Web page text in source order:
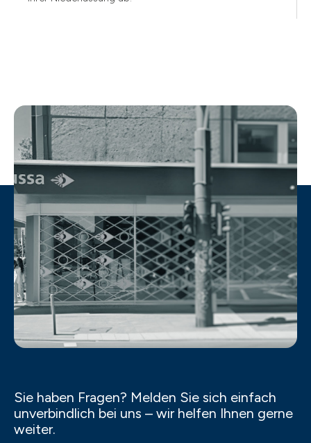
Sie haben Fragen? Melden Sie sich einfach
unverbindlich bei uns – wir helfen Ihnen gerne
weiter.